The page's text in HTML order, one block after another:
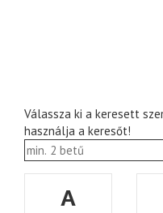
Válassza ki a keresett
használja a keresőt!
A